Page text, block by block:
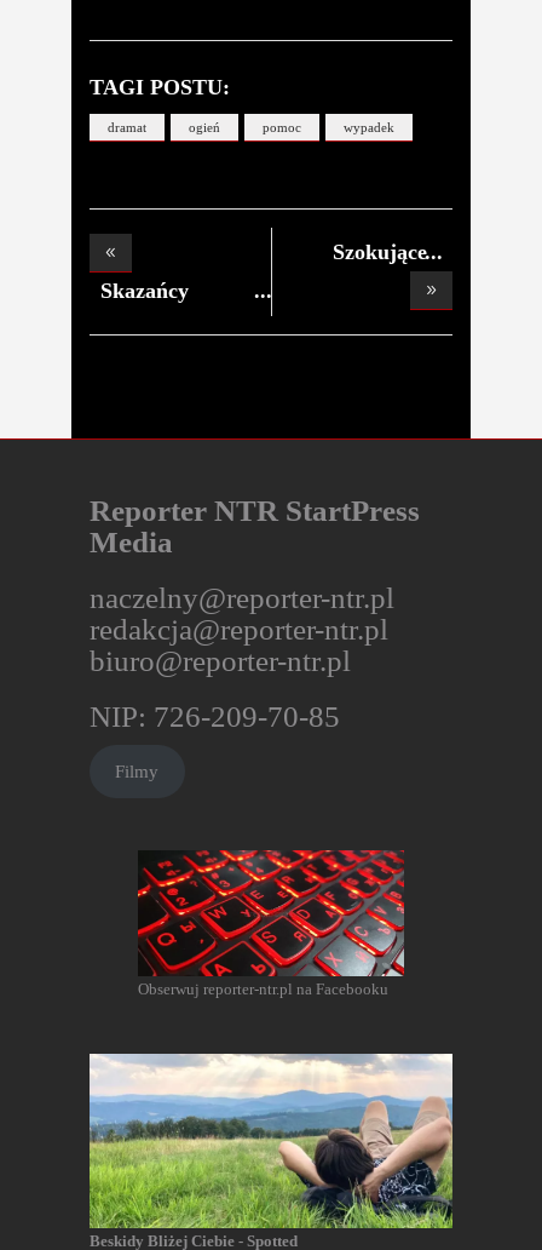
TAGI POSTU:
dramat ogień pomoc wypadek
Skazańcy
Szokujące
Reporter NTR StartPress
Media
naczelny@reporter-ntr.pl
redakcja@reporter-ntr.pl
biuro@reporter-ntr.pl
NIP: 726-209-70-85
Filmy
Obserwuj reporter-ntr.pl na Facebooku
Beskidy Bliżej Ciebie - Spotted